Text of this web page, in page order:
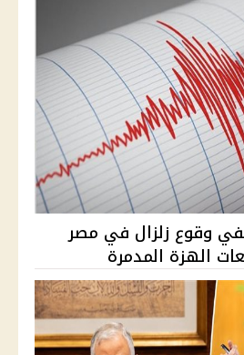
وقوع زلزال في مصر
الهزة المدمرة